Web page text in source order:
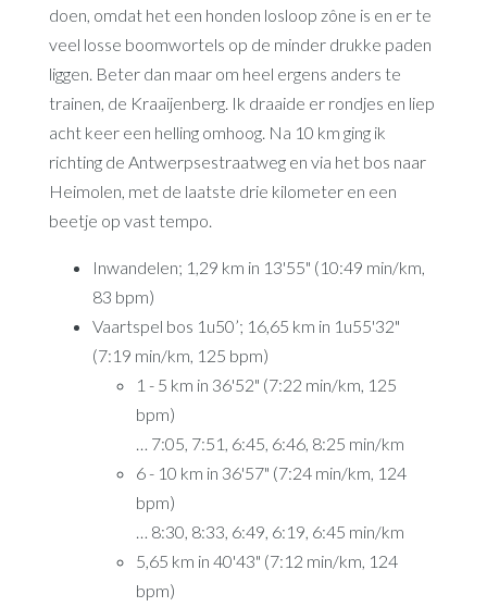
doen, omdat het een honden losloop zône is en er te
veel losse boomwortels op de minder drukke paden
liggen. Beter dan maar om heel ergens anders te
trainen, de Kraaijenberg. Ik draaide er rondjes en liep
acht keer een helling omhoog. Na 10 km ging ik
richting de Antwerpsestraatweg en via het bos naar
Heimolen, met de laatste drie kilometer en een
beetje op vast tempo.
Inwandelen; 1,29 km in 13'55" (10:49 min/km,
83 bpm)
Vaartspel bos 1u50’; 16,65 km in 1u55'32"
(7:19 min/km, 125 bpm)
1 - 5 km in 36'52" (7:22 min/km, 125
bpm)
… 7:05, 7:51, 6:45, 6:46, 8:25 min/km
6 - 10 km in 36'57" (7:24 min/km, 124
bpm)
… 8:30, 8:33, 6:49, 6:19, 6:45 min/km
5,65 km in 40'43" (7:12 min/km, 124
bpm)